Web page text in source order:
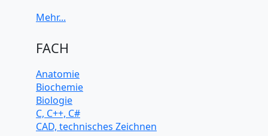
FACH
Anatomie
Biochemie
Biologie
C, C++, C#
CAD, technisches Zeichnen